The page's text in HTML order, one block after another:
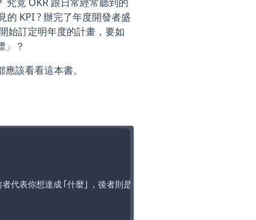
KPI ? 辦完了年度開發者盛
始訂定明年度的計畫，要如
」？
該看看這本書。
想達成「什麼」，後者則是你該「如何」達成。